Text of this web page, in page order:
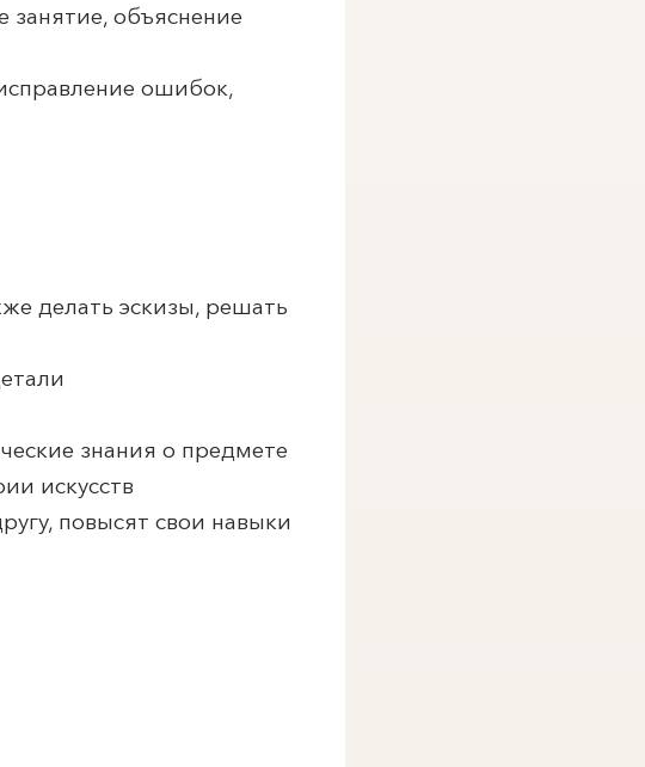
занятие, объяснение
ошибок,
делать эскизы, решать
знания о предмете
искусств
повысят свои навыки